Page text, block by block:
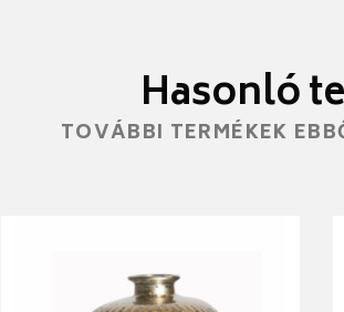
Hasonló
TOVÁBBI TERMÉKEK